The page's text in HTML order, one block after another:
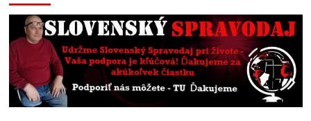
štátnych
budovách
stala
symbolom
neschopnosti
EÚ
a